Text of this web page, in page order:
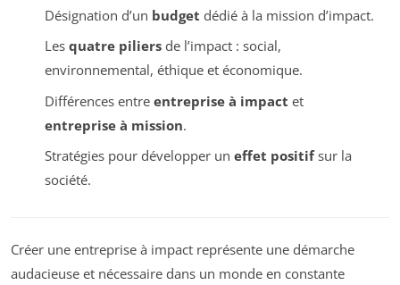
Désignation d’un budget dédié à la mission d’impact.
Les quatre piliersde l’impact : social,
environnemental, éthique et économique.
Différences entre entreprise à impact et
entreprise à mission.
Stratégies pour développer un effet positifsur la
société.
Créer une entreprise à impact représente une démarche
audacieuse et nécessaire dans un monde en constante